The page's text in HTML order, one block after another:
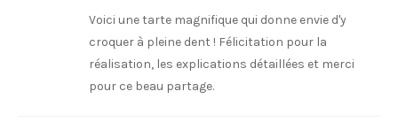
Voici une tarte magnifique qui donne envie d'y
croquer à pleine dent ! Félicitation pour la
réalisation, les explications détaillées et merci
pour ce beau partage.